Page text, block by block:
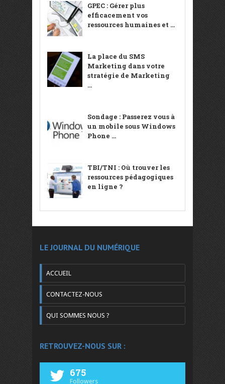
GPEC : Gérer plus
efficacement vos
ressources humaines et ...
La place du SMS
Marketing dans votre
stratégie de Marketing
...
Sondage : Passerez vous à
un mobile sous Windows
Phone ...
TBI/TNI : Où trouver les
ressources pédagogiques
en ligne ?
LE JOURNAL DU NUMÉRIQUE
ACCUEIL
CONTACTEZ-NOUS
QUI SOMMES NOUS ?
RETROUVEZ-NOUS SUR :
675
Followers